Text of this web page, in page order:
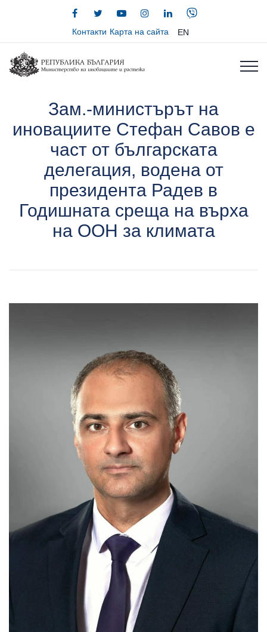
Контакти Карта на сайта EN
Зам.-министърът на
иновациите Стефан Савов е
част от българската
делегация, водена от
президента Радев в
Годишната среща на върха
на ООН за климата